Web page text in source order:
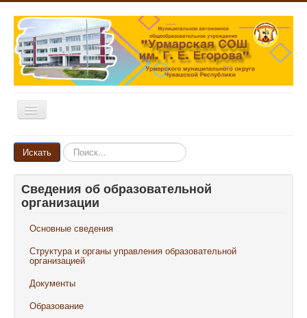
Включить/
выключить
Главная
Объявления
Родителям и ученикам
Педагогам и сотрудникам
Выпускникам
Наши достижения
Искать Искать...
Сведения об образовательной
организации
Основные сведения
Структура и органы управления образовательной
организацией
Документы
Образование